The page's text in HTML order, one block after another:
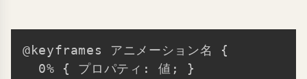
@keyframes アニメーション名 {
  0% { プロパティ: 値; }